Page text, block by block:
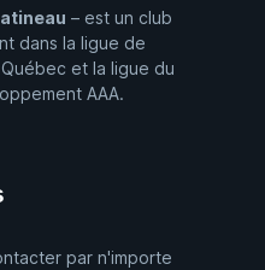
– est un club
dans la ligue de
et la ligue du
AAA.
par n'importe